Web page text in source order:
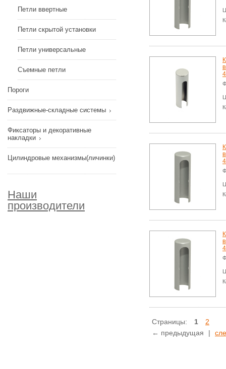
Петли ввертные
Петли скрытой установки
Петли универсальные
Съемные петли
Пороги
Раздвижные-складные системы
Фиксаторы и декоративные
накладки
Цилиндровые механизмы(личинки)
Наши
производители
Страницы: 1
2
← предыдущая
|